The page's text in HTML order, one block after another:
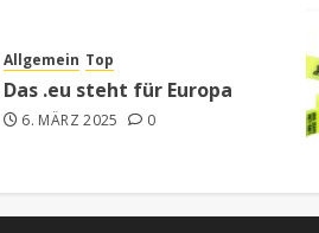
Allgemein Top
Das .eu steht für Europa
6. MÄRZ 2025 0